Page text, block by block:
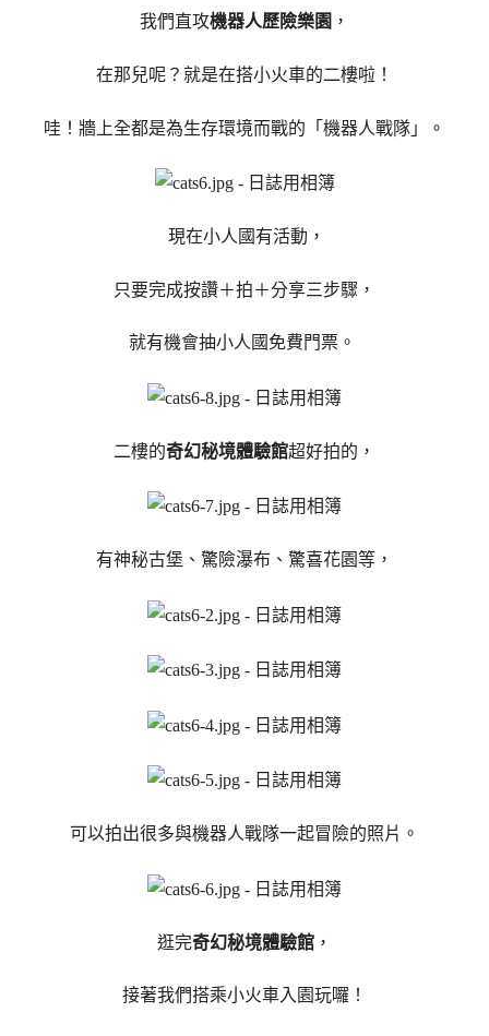
我們直攻機器人歷險樂園 ，
在那兒呢？就是在搭小火車的二樓啦！
哇！牆上全都是為生存環境而戰的「機器人戰隊」。
現在小人國有活動，
只要完成按讚＋拍＋分享三步驟，
就有機會抽小人國免費門票。
二樓的奇幻秘境體驗館超好拍的，
有神秘古堡、驚險瀑布、驚喜花園等，
可以拍出很多與機器人戰隊一起冒險的照片。
逛完奇幻秘境體驗館 ，
接著我們搭乘小火車入園玩囉！